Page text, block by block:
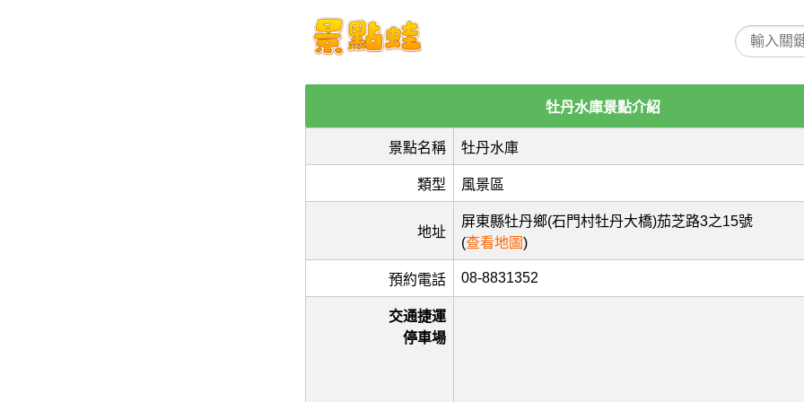
牡丹水庫景點介紹
景點名稱 牡丹水庫
類型 風景區
地址
屏東縣牡丹鄉(石門村牡丹大橋)茄芝路‎3之15號
(查看地圖)
預約電話 08-8831352
交通捷運
停車場